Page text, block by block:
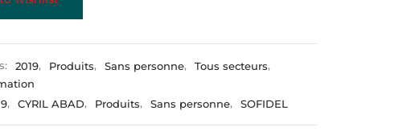
2019, Produits, Sans personne, Tous secteurs,
, CYRIL ABAD, Produits, Sans personne, SOFIDEL